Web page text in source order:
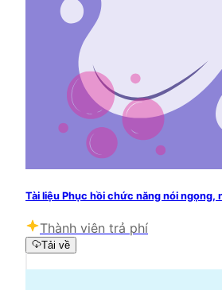
Tài liệu Phục hồi chức năng nói ngọng,
Thành viên trả phí
Tải về